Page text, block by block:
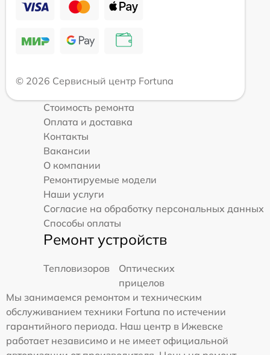
© 2026 Сервисный центр Fortuna
Стоимость ремонта
Оплата и доставка
Контакты
Вакансии
О компании
Ремонтируемые модели
Наши услуги
Согласие на обработку персональных данных
Способы оплаты
Ремонт устройств
Тепловизоров
Оптических
прицелов
Мы занимаемся ремонтом и техническим
обслуживанием техники Fortuna по истечении
гарантийного периода. Наш центр в Ижевске
работает независимо и не имеет официальной